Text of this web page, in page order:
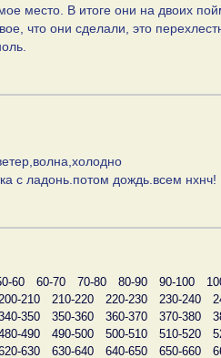
место. В итоге они на двоих
что они сделали, это
с ладонь.потом дождь.всем нхнч!
60 60-70 70-80 80-90 90-100
210 210-220 220-230 230-240
350 350-360 360-370 370-380
490 490-500 500-510 510-520
630 630-640 640-650 650-660